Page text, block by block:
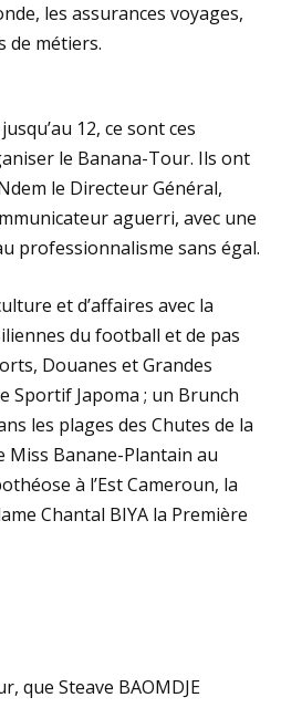
les assurances voyages,
de métiers.
12, ce sont ces
le Banana-Tour. Ils ont
le Directeur Général,
aguerri, avec une
professionnalisme sans égal.
et d’affaires avec la
du football et de pas
Douanes et Grandes
Sportif Japoma ; un Brunch
les plages des Chutes de la
Miss Banane-Plantain au
à l’Est Cameroun, la
Chantal BIYA la Première
que Steave BAOMDJE